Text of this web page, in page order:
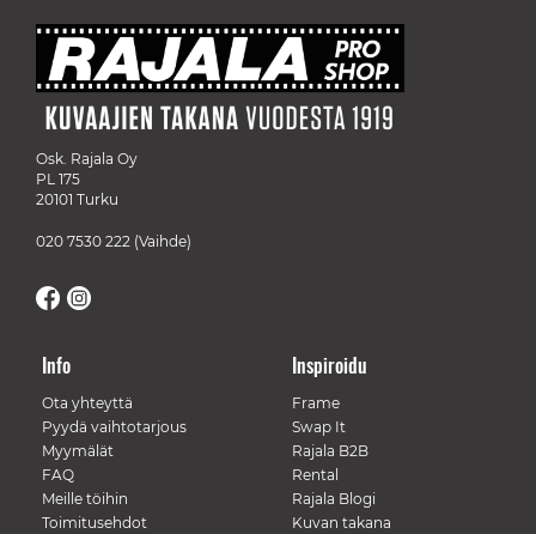
Osk. Rajala Oy
PL 175
20101 Turku
020 7530 222 (Vaihde)
Info
Ota yhteyttä
Pyydä vaihtotarjous
Myymälät
FAQ
Meille töihin
Toimitusehdot
Inspiroidu
Frame
Swap It
Rajala B2B
Rental
Rajala Blogi
Kuvan takana